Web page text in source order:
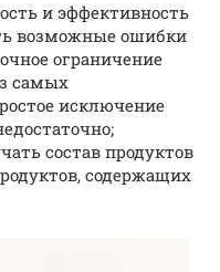
и эффективность
возможные ошибки
ограничение
самых
исключение
состав продуктов
содержащих